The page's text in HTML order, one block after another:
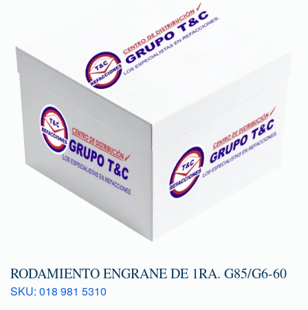
RODAMIENTO ENGRANE DE 1RA. G85/G6-60
SKU: 018 981 5310